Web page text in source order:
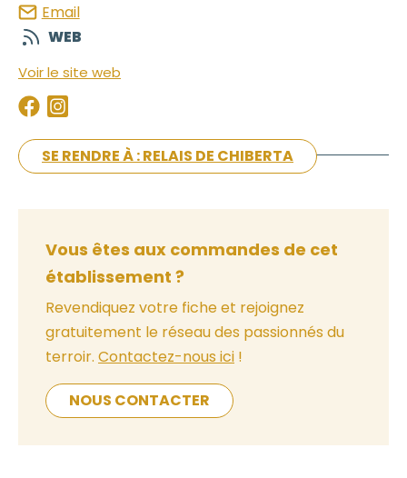
Email
WEB
Voir le site web
SE RENDRE À : RELAIS DE CHIBERTA
Vous êtes aux commandes de cet
établissement ?
Revendiquez votre fiche et rejoignez
gratuitement le réseau des passionnés du
terroir. Contactez-nous ici !
NOUS CONTACTER